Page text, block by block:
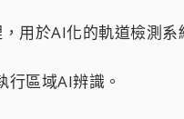
用於AI化的軌道檢測系
區域AI辨識。